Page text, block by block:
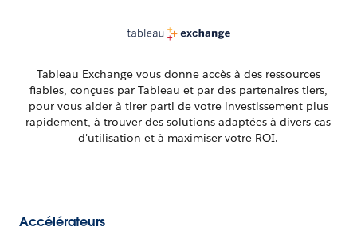
Tableau Exchange vous donne accès à des ressources
fiables, conçues par Tableau et par des partenaires tiers,
pour vous aider à tirer parti de votre investissement plus
rapidement, à trouver des solutions adaptées à divers cas
d'utilisation et à maximiser votre ROI.
Accélérateurs